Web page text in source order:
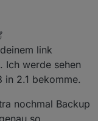
system/
Fri 2021-12-
influxdb/
2021, 14:07
link
Ich werde sehen
in 2.1 bekomme.
nochmal Backup
so